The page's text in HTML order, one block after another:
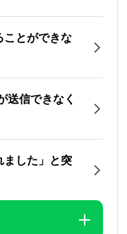
ことができな
送信できなく
ました」と突